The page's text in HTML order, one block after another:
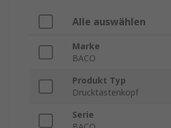
Alle auswählen
Marke
BACO
Produkt Typ
Drucktastenkopf
Serie